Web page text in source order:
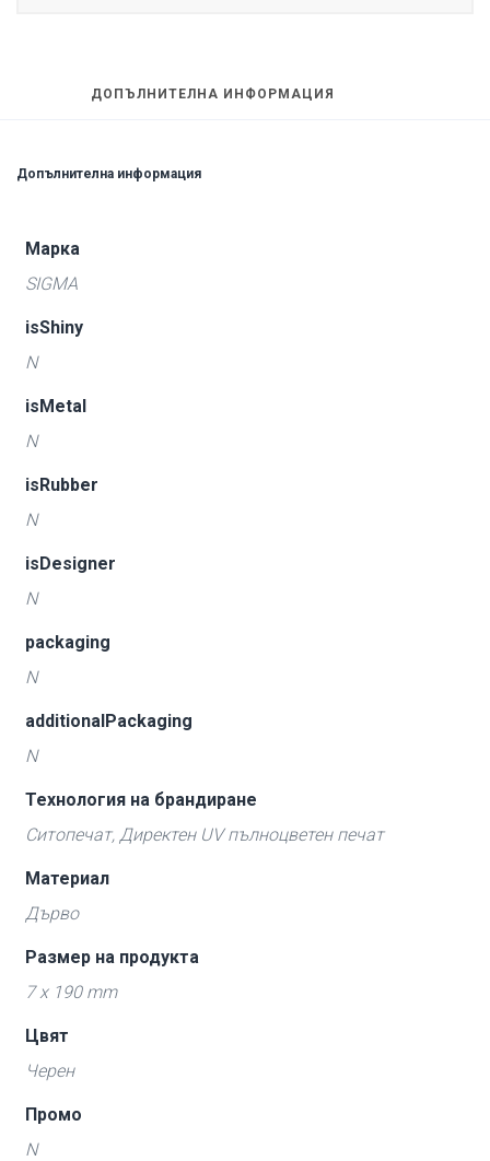
ДОПЪЛНИТЕЛНА ИНФОРМАЦИЯ
Допълнителна информация
Марка
SIGMA
isShiny
N
isMetal
N
isRubber
N
isDesigner
N
packaging
N
additionalPackaging
N
Технология на брандиране
Ситопечат, Директен UV пълноцветен печат
Материал
Дърво
Размер на продукта
7 x 190 mm
Цвят
Черен
Промо
N